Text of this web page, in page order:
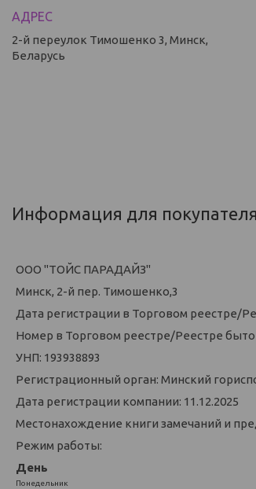
2-й переулок Тимошенко 3, Минск,
Беларусь
Информация для покупателя
ООО "ТОЙС ПАРАДАЙЗ"
Минск, 2-й пер. Тимошенко,3
Дата регистрации в Торговом реестре/
Номер в Торговом реестре/Реестре
УНП: 193938893
Регистрационный орган: Минский
Дата регистрации компании: 11.12.2025
Местонахождение книги замечаний и
Режим работы:
День
Понедельник